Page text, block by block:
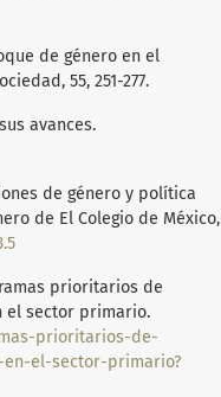
de género en el
55, 251-277.
avances.
de género y política
de El Colegio de México,
prioritarios de
el sector primario.
prioritarios-de-
el-sector-primario?